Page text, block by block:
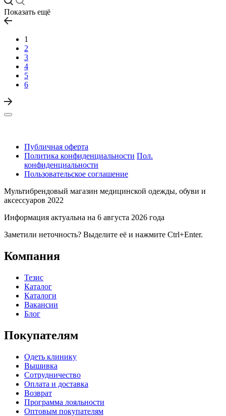
Показать ещё
1
2
3
4
5
6
Публичная оферта
Политика конфиденциальности Пол.
конфиденциальности
Пользовательское соглашение
Мультибрендовый магазин медицинской одежды, обуви и
аксессуаров 2022
Информация актуальна на 6 августа 2026 года
Заметили неточность? Выделите её и нажмите Ctrl+Enter.
Компания
Тезис
Каталог
Каталоги
Вакансии
Блог
Покупателям
Одеть клинику
Вышивка
Сотрудничество
Оплата и доставка
Возврат
Программа лояльности
Оптовым покупателям